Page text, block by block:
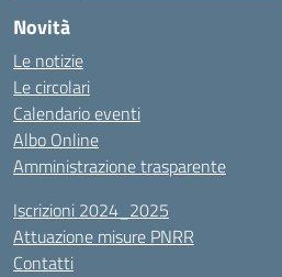
Novità
Le notizie
Le circolari
Calendario eventi
Albo Online
Amministrazione trasparente
Iscrizioni 2024_2025
Attuazione misure PNRR
Contatti